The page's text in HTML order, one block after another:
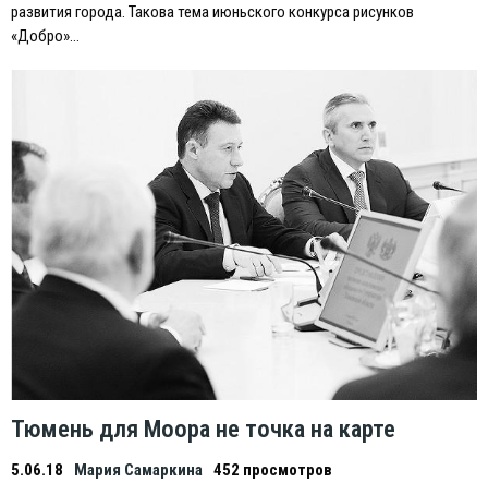
развития города. Такова тема июньского конкурса рисунков
«Добро»…
Тюмень для Моора не точка на карте
5.06.18 Мария Самаркина 452 просмотров